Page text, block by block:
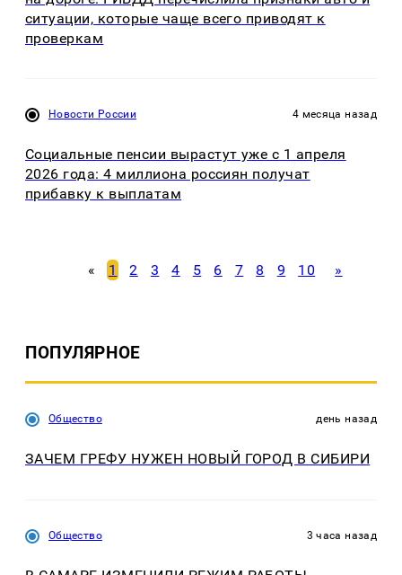
ситуации, которые чаще всего приводят к
проверкам
Новости России 4 месяца назад
Социальные пенсии вырастут уже с 1 апреля
2026 года: 4 миллиона россиян получат
прибавку к выплатам
« 1 2 3 4 5 6 7 8 9 10 »
ПОПУЛЯРНОЕ
Общество день назад
ЗАЧЕМ ГРЕФУ НУЖЕН НОВЫЙ ГОРОД В СИБИРИ
Общество 3 часа назад